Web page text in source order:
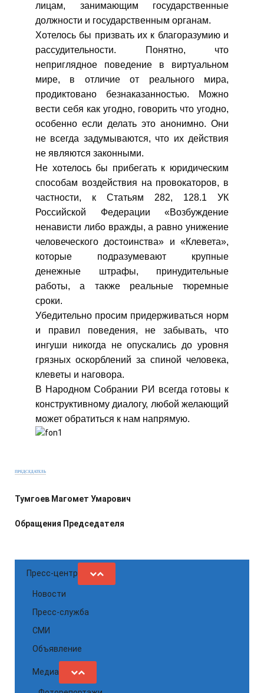
лицам, занимающим государственные
должности и государственным органам.
Хотелось бы призвать их к благоразумию и
рассудительности. Понятно, что
неприглядное поведение в виртуальном
мире, в отличие от реального мира,
продиктовано безнаказанностью. Можно
вести себя как угодно, говорить что угодно,
особенно если делать это анонимно. Они
не всегда задумываются, что их действия
не являются законными.
Не хотелось бы прибегать к юридическим
способам воздействия на провокаторов, в
частности, к Статьям 282, 128.1 УК
Российской Федерации «Возбуждение
ненависти либо вражды, а равно унижение
человеческого достоинства» и «Клевета»,
которые подразумевают крупные
денежные штрафы, принудительные
работы, а также реальные тюремные
сроки.
Убедительно просим придерживаться норм
и правил поведения, не забывать, что
ингуши никогда не опускались до уровня
грязных оскорблений за спиной человека,
клеветы и наговора.
В Народном Собрании РИ всегда готовы к
конструктивному диалогу, любой желающий
может обратиться к нам напрямую.
ПРЕДСЕДАТЕЛЬ
Тумгоев Магомет Умарович
Обращения Председателя
Пресс-центр
Новости
Пресс-служба
СМИ
Объявление
Медиа